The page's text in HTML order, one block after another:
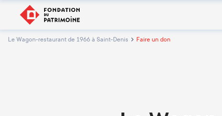
Le Wagon-restaurant de 1966 à Saint-Denis Faire un don